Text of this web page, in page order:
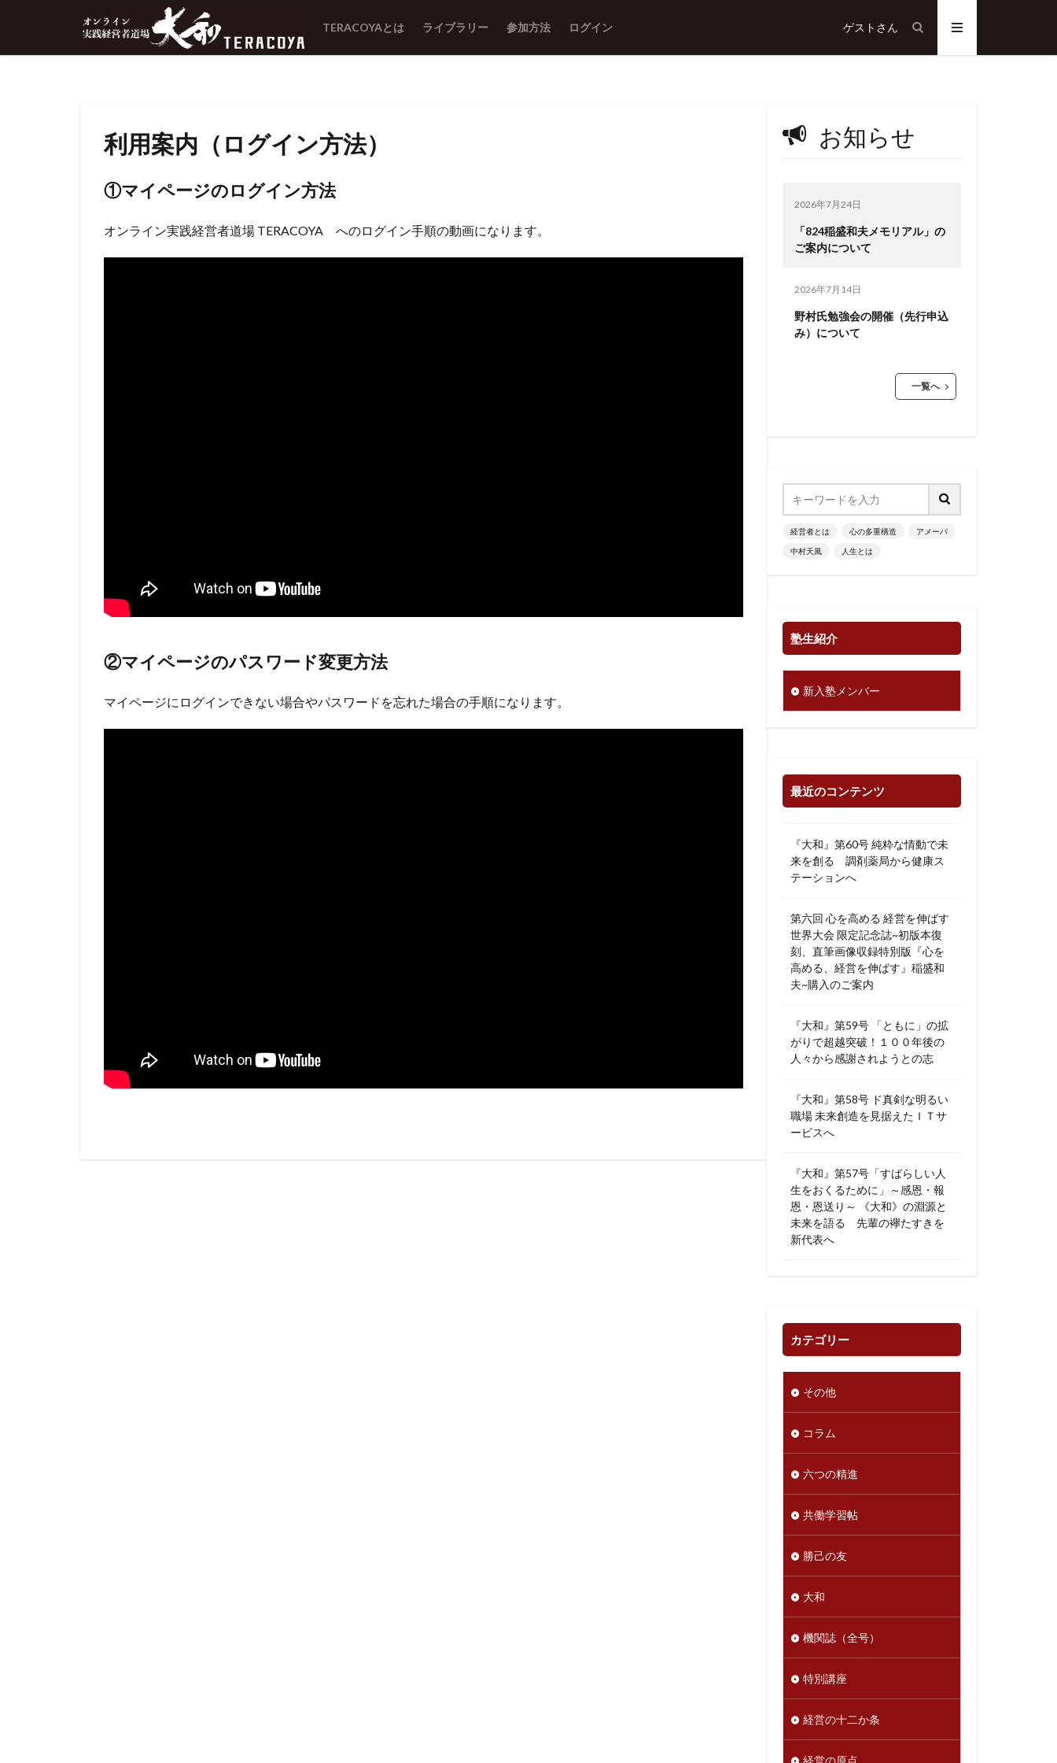
TERACOYAとは ライブラリー 参加方法 ログイン ゲスト さん
利用案内（ログイン方法）
①マイページのログイン方法
オンライン実践経営者道場 TERACOYA へのログイン手順の動画になります。
②マイページのパスワード変更方法
マイページにログインできない場合やパスワードを忘れた場合の手順になります。
お知らせ
2026年7月24日
「824稲盛和夫メモリアル」の
ご案内について
2026年7月14日
野村氏勉強会の開催（先行申込
み）について
一覧へ
経営者とは 心の多重構造 アメーバ
中村天風 人生とは
塾生紹介
新入塾メンバー
最近のコンテンツ
『大和』第60号 純粋な情動で未
来を創る 調剤薬局から健康ス
テーションへ
第六回 心を高める 経営を伸ばす
世界大会 限定記念誌~初版本復
刻、直筆画像収録特別版『心を
高める、経営を伸ばす』稲盛和
夫~購入のご案内
『大和』第59号 「ともに」の拡
がりで超越突破！１００年後の
人々から感謝されようとの志
『大和』第58号 ド真剣な明るい
職場 未来創造を見据えたＩＴサ
ービスへ
『大和』第57号「すばらしい人
生をおくるために」～感恩・報
恩・恩送り～ 《大和》の淵源と
未来を語る 先輩の襷たすきを
新代表へ
カテゴリー
その他
コラム
六つの精進
共働学習帖
勝己の友
大和
機関誌（全号）
特別講座
経営の十二か条
経営の原点